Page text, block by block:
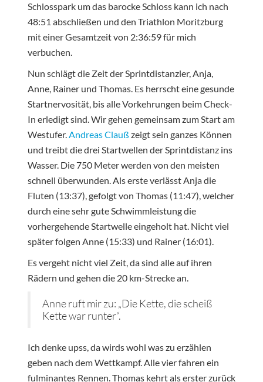
Schlosspark um das barocke Schloss kann ich nach
48:51 abschließen und den Triathlon Moritzburg
mit einer Gesamtzeit von 2:36:59 für mich
verbuchen.
Nun schlägt die Zeit der Sprintdistanzler, Anja,
Anne, Rainer und Thomas. Es herrscht eine gesunde
Startnervosität, bis alle Vorkehrungen beim Check-
In erledigt sind. Wir gehen gemeinsam zum Start am
Westufer.Andreas Clauß zeigt sein ganzes Können
und treibt die drei Startwellen der Sprintdistanz ins
Wasser. Die 750 Meter werden von den meisten
schnell überwunden. Als erste verlässt Anja die
Fluten (13:37), gefolgt von Thomas (11:47), welcher
durch eine sehr gute Schwimmleistung die
vorhergehende Startwelle eingeholt hat. Nicht viel
später folgen Anne (15:33) und Rainer (16:01).
Es vergeht nicht viel Zeit, da sind alle auf ihren
Rädern und gehen die 20 km-Strecke an.
Anne ruft mir zu: „Die Kette, die scheiß
Kette war runter“.
Ich denke upss, da wirds wohl was zu erzählen
geben nach dem Wettkampf. Alle vier fahren ein
fulminantes Rennen. Thomas kehrt als erster zurück